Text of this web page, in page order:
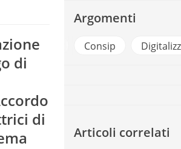
di
di
Argomenti
Consip Digitalizzazione
Articoli correlati